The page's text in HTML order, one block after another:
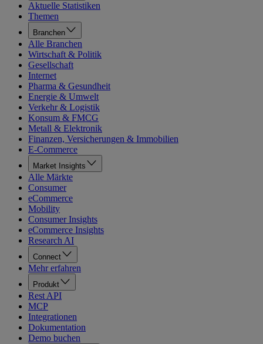
Aktuelle Statistiken
Themen
Branchen
Alle Branchen
Wirtschaft & Politik
Gesellschaft
Internet
Pharma & Gesundheit
Energie & Umwelt
Verkehr & Logistik
Konsum & FMCG
Metall & Elektronik
Finanzen, Versicherungen & Immobilien
E-Commerce
Market Insights
Alle Märkte
Consumer
eCommerce
Mobility
Consumer Insights
eCommerce Insights
Research AI
Connect
Mehr erfahren
Produkt
Rest API
MCP
Integrationen
Dokumentation
Demo buchen